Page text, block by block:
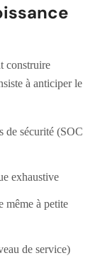
construire
à anticiper le
de sécurité (SOC
exhaustive
même à petite
de service)